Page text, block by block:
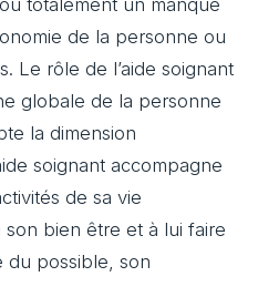
de la personne ou
Le rôle de l’aide soignant
globale de la personne
la dimension
soignant accompagne
de sa vie
bien être et à lui faire
du possible, son